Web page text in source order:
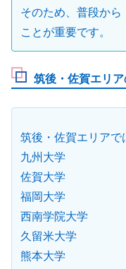
そのため、普段から
ことが重要です。
筑後・佐賀エリ
筑後・佐賀エリアで
九州大学
佐賀大学
福岡大学
西南学院大学
久留米大学
熊本大学